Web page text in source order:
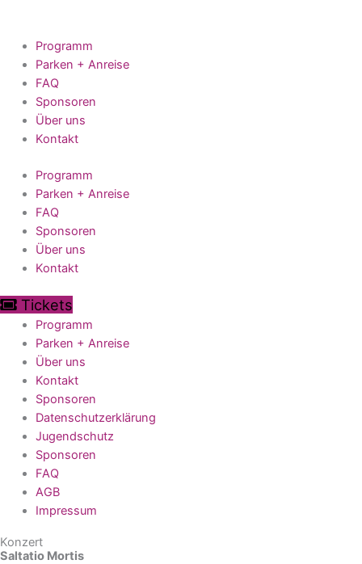
springenProgramm
Parken + Anreise
FAQ
Sponsoren
Über uns
Kontakt
Programm
Parken + Anreise
FAQ
Sponsoren
Über uns
Kontakt
Tickets
Programm
Parken + Anreise
Über uns
Kontakt
Sponsoren
Datenschutzerklärung
Jugendschutz
Sponsoren
FAQ
AGB
Impressum
Konzert
Saltatio Mortis